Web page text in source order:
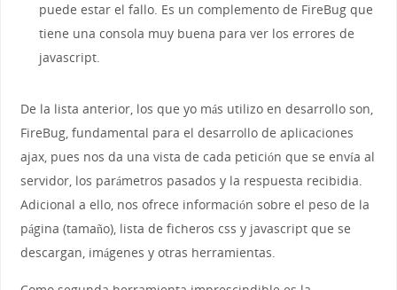
puede estar el fallo. Es un complemento de FireBug que
tiene una consola muy buena para ver los errores de
javascript.
De la lista anterior, los que yo más utilizo en desarrollo son,
FireBug, fundamental para el desarrollo de aplicaciones
ajax, pues nos da una vista de cada petición que se envía al
servidor, los parámetros pasados y la respuesta recibidia.
Adicional a ello, nos ofrece información sobre el peso de la
página (tamaño), lista de ficheros css y javascript que se
descargan, imágenes y otras herramientas.